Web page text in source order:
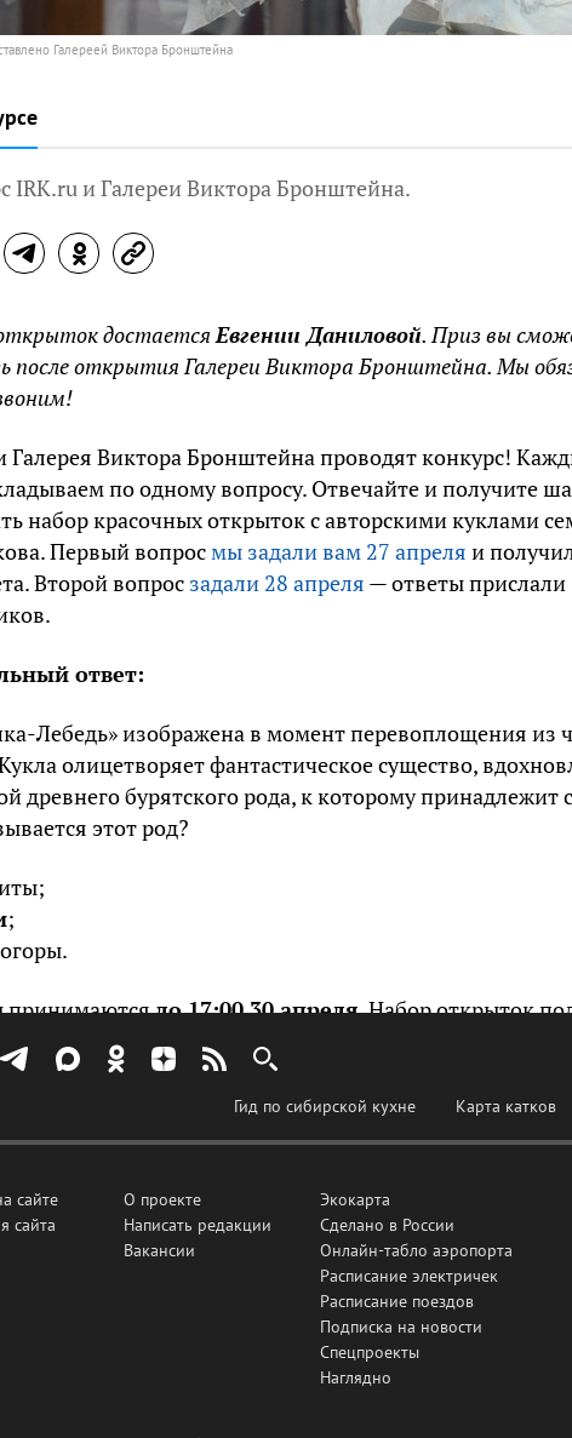
Галереей Виктора Бронштейна
IRK.ru и Галереи Виктора Бронштейна.
достаетсяЕвгении Даниловой. Приз вы
после открытия Галереи Виктора Бронштейна. Мы
Галерея Виктора Бронштейна проводят конкурс!
по одному вопросу. Отвечайте и получите
набор красочных открыток с авторскими куклами
Первый вопросмы задали вам 27 апреля и
Второй вопрос задали 28 апреля — ответы прислали
ответ:
Лебедь» изображена в момент перевоплощения из
олицетворяет фантастическое существо,
древнего бурятского рода, к которому
этот род?
;
принимаютсядо 17:00 30 апреля. Набор открыток
приславший правильный ответ десятым. Удачи!
Гид по сибирской кухне Карта катков
сайте
сайта
О проекте
Написать редакции
Вакансии
Экокарта
Сделано в России
Онлайн-табло аэропорта
Расписание электричек
Расписание поездов
Подписка на новости
Спецпроекты
Наглядно